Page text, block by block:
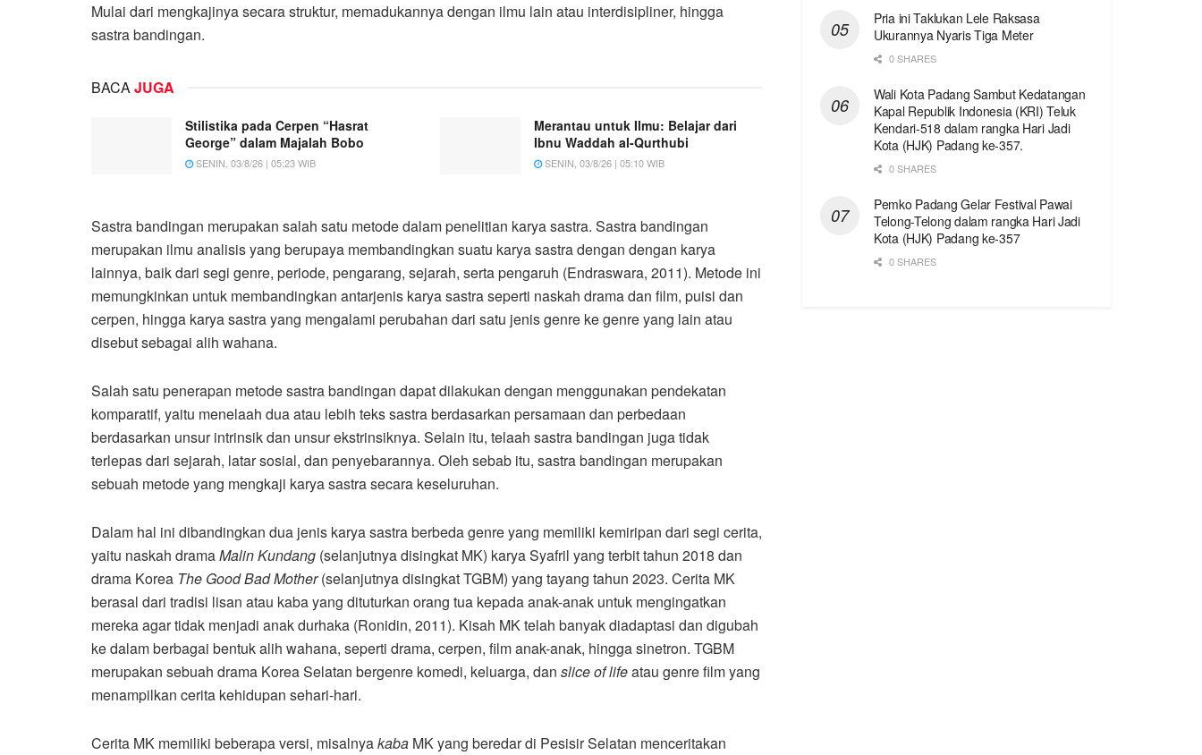
Mulai dari mengkajinya secara struktur, memadukannya dengan ilmu lain atau interdisipliner, hingga
sastra bandingan.
BACAJUGA
Stilistika pada Cerpen “Hasrat
George” dalam Majalah Bobo
SENIN, 03/8/26 | 05:23 WIB
Merantau untuk Ilmu: Belajar dari
Ibnu Waddah al-Qurthubi
SENIN, 03/8/26 | 05:10 WIB
Sastra bandingan merupakan salah satu metode dalam penelitian karya sastra. Sastra bandingan
merupakan ilmu analisis yang berupaya membandingkan suatu karya sastra dengan dengan karya
lainnya, baik dari segi genre, periode, pengarang, sejarah, serta pengaruh (Endraswara, 2011). Metode ini
memungkinkan untuk membandingkan antarjenis karya sastra seperti naskah drama dan film, puisi dan
cerpen, hingga karya sastra yang mengalami perubahan dari satu jenis genre ke genre yang lain atau
disebut sebagai alih wahana.
Salah satu penerapan metode sastra bandingan dapat dilakukan dengan menggunakan pendekatan
komparatif, yaitu menelaah dua atau lebih teks sastra berdasarkan persamaan dan perbedaan
berdasarkan unsur intrinsik dan unsur ekstrinsiknya. Selain itu, telaah sastra bandingan juga tidak
terlepas dari sejarah, latar sosial, dan penyebarannya. Oleh sebab itu, sastra bandingan merupakan
sebuah metode yang mengkaji karya sastra secara keseluruhan.
Dalam hal ini dibandingkan dua jenis karya sastra berbeda genre yang memiliki kemiripan dari segi cerita,
yaitu naskah dramaMalin Kundang (selanjutnya disingkat MK) karya Syafril yang terbit tahun 2018 dan
drama Korea The Good Bad Mother(selanjutnya disingkat TGBM) yang tayang tahun 2023. Cerita MK
berasal dari tradisi lisan atau kaba yang dituturkan orang tua kepada anak-anak untuk mengingatkan
mereka agar tidak menjadi anak durhaka (Ronidin, 2011). Kisah MK telah banyak diadaptasi dan digubah
ke dalam berbagai bentuk alih wahana, seperti drama, cerpen, film anak-anak, hingga sinetron. TGBM
merupakan sebuah drama Korea Selatan bergenre komedi, keluarga, dan slice of lifeatau genre film yang
menampilkan cerita kehidupan sehari-hari.
Cerita MK memiliki beberapa versi, misalnyakaba MK yang beredar di Pesisir Selatan menceritakan
Pria ini Taklukan Lele Raksasa
Ukurannya Nyaris Tiga Meter
0 SHARES
Wali Kota Padang Sambut Kedatangan
Kapal Republik Indonesia (KRI) Teluk
Kendari-518 dalam rangka Hari Jadi
Kota (HJK) Padang ke-357.
0 SHARES
Pemko Padang Gelar Festival Pawai
Telong-Telong dalam rangka Hari Jadi
Kota (HJK) Padang ke-357
0 SHARES